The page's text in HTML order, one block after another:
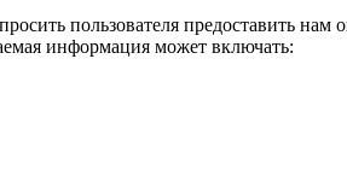
пользователя предоставить
информация может включать: